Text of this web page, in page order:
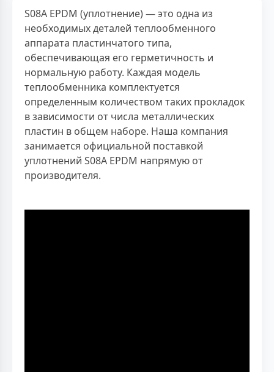
S08A EPDM (уплотнение) — это одна из
необходимых деталей теплообменного
аппарата пластинчатого типа,
обеспечивающая его герметичность и
нормальную работу. Каждая модель
теплообменника комплектуется
определенным количеством таких прокладок
в зависимости от числа металлических
пластин в общем наборе. Наша компания
занимается официальной поставкой
уплотнений S08A EPDM напрямую от
производителя.